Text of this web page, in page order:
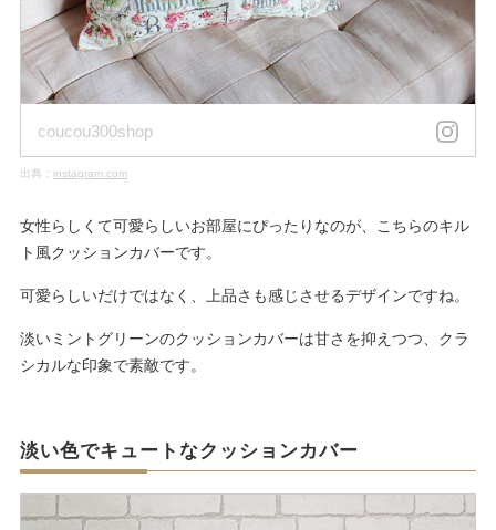
coucou300shop
出典： instagram.com
女性らしくて可愛らしいお部屋にぴったりなのが、こちらのキル
ト風クッションカバーです。
可愛らしいだけではなく、上品さも感じさせるデザインですね。
淡いミントグリーンのクッションカバーは甘さを抑えつつ、クラ
シカルな印象で素敵です。
淡い色でキュートなクッションカバー